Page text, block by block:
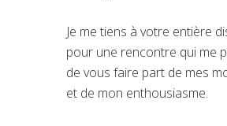
Je me tiens à votre entière
pour une rencontre qui me
de vous faire part de mes
et de mon enthousiasme.